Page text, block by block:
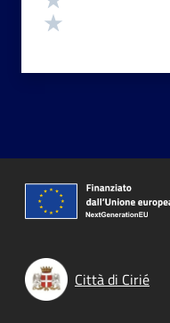
Città di Cirié